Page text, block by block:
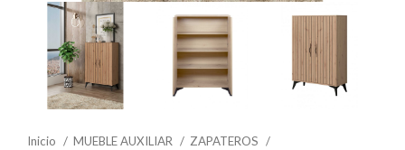
Inicio MUEBLE AUXILIAR
ZAPATEROS